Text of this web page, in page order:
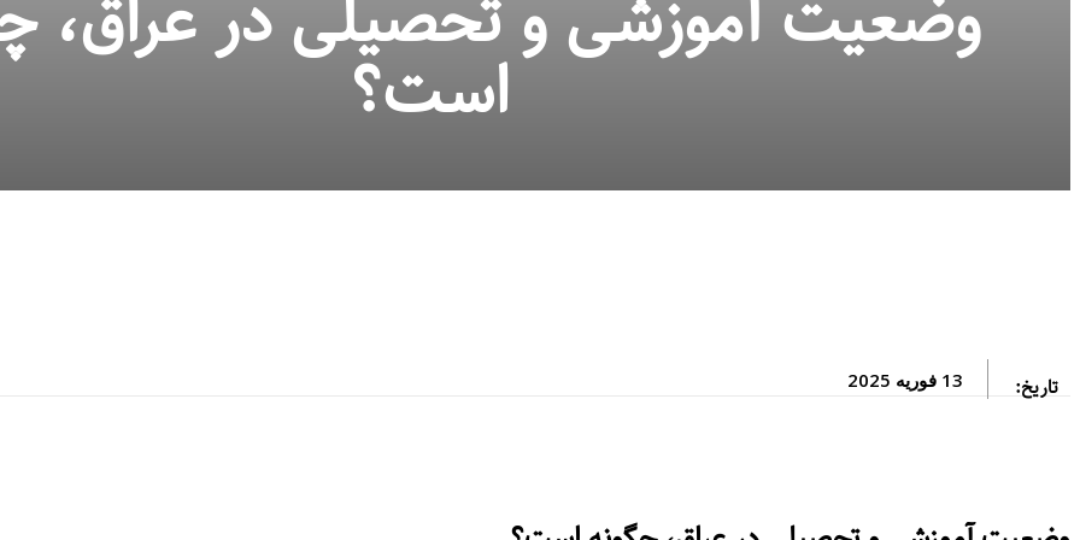
وضعیت آموزشی و تحصیلی در عراق،
است؟
تاریخ: 13 فوریه 2025